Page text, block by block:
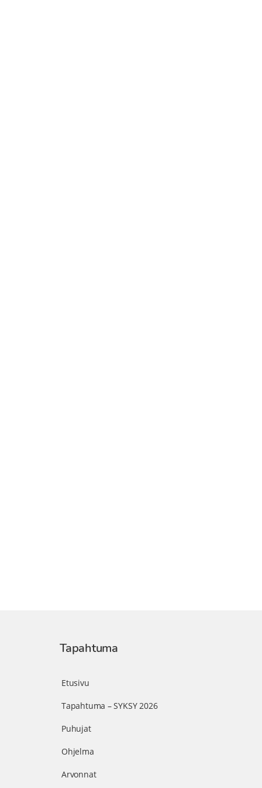
Tapahtuma
Etusivu
Tapahtuma – SYKSY 2026
Puhujat
Ohjelma
Arvonnat